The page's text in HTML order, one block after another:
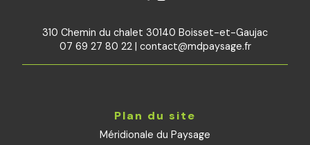
310 Chemin du chalet 30140 Boisset-et-Gaujac
07 69 27 80 22| contact@mdpaysage.fr
Plan du site
Méridionale du Paysage